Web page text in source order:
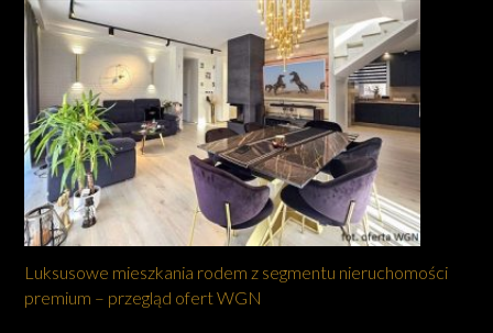
Luksusowe mieszkania rodem z segmentu nieruchomości
premium – przegląd ofert WGN